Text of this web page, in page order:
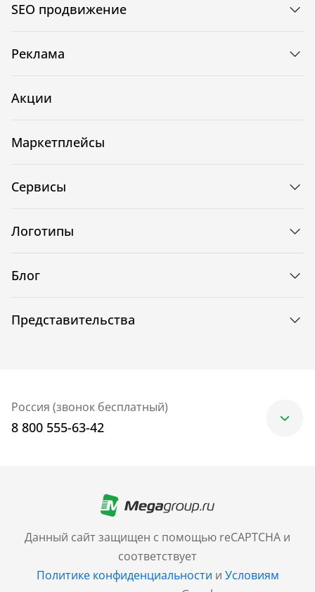
Данный сайт защищен с помощью reCAPTCHA и
соответствует
Политике конфиденциальности и Условиям
SEO продвижение
Реклама
Акции
Маркетплейсы
Сервисы
Логотипы
Блог
Представительства
Россия (звонок бесплатный)
8 800 555-63-42
+7 (499) 705-30-10
Санкт-Петербург
+7 (812) 600-77-33
Барнаул